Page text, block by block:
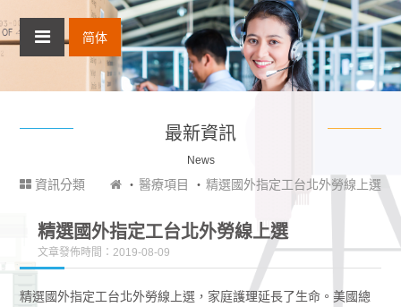
简体
最新資訊
News
醫療項目 精選國外指定工台北外勞線上選
資訊分類
精選國外指定工台北外勞線上選
文章發佈時間：2019-08-09
精選國外指定工台北外勞線上選，家庭護理延長了生命。美國總